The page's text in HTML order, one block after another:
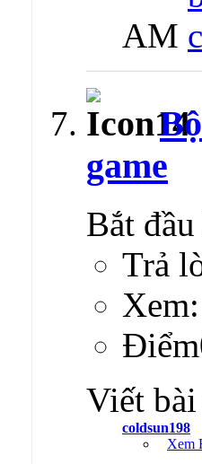
AM
game
Bắt
Trả
Viết
coldsun198
Xem